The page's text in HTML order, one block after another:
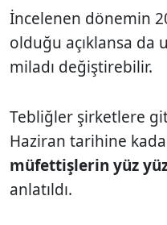
İncelenen dönemin
olduğu açıklansa da
miladı değiştirebilir.
Tebliğler şirketlere
Haziran tarihine
müfettişlerin yüz
anlatıldı.